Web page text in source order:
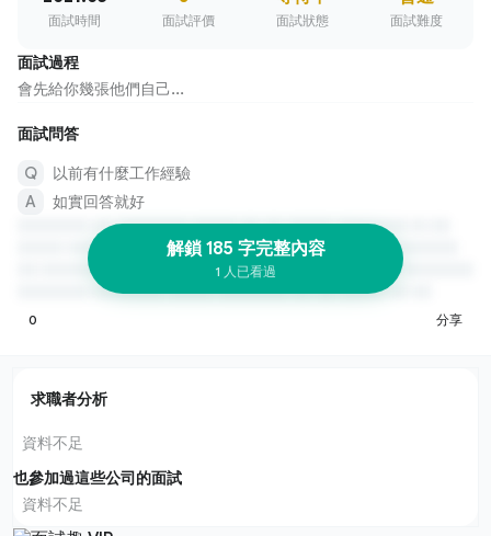
面試時間 面試評價 面試狀態 面試難度
面試過程
會先給你幾張他們自己...
面試問答
以前有什麼工作經驗
如實回答就好
解鎖 185 字完整內容
1 人已看過
0 分享
求職者分析
資料不足
也參加過這些公司的面試
資料不足